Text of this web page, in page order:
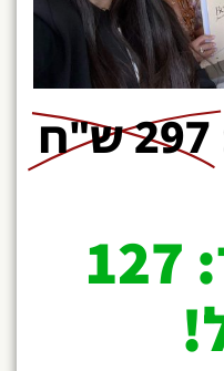
297 ש"ח
בשבילך: 127